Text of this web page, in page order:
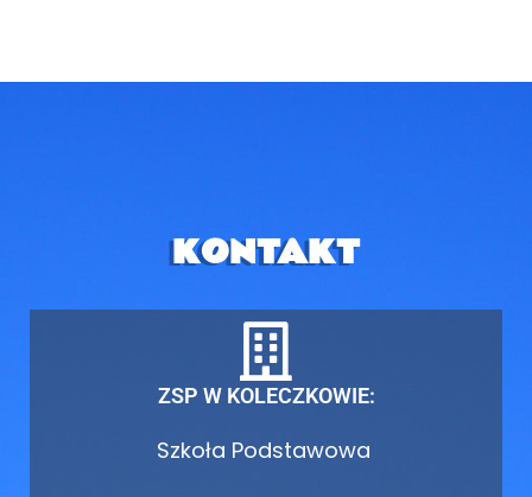
KONTAKT
ZSP W KOLECZKOWIE:
Szkoła Podstawowa